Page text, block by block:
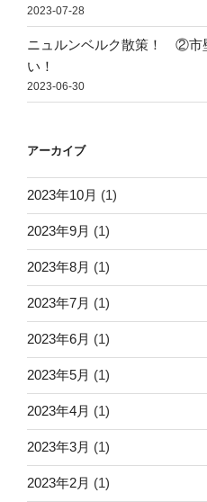
2023-07-28
ニュルンベルク散策！ ②市
い！
2023-06-30
アーカイブ
2023年10月 (1)
2023年9月 (1)
2023年8月 (1)
2023年7月 (1)
2023年6月 (1)
2023年5月 (1)
2023年4月 (1)
2023年3月 (1)
2023年2月 (1)